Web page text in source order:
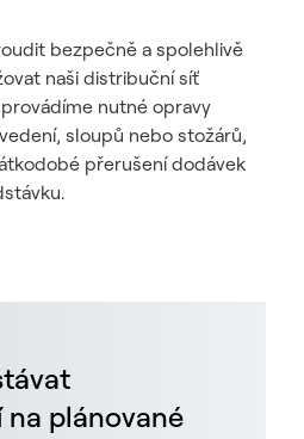
bezpečně a spolehlivě
naši distribuční síť
nutné opravy
sloupů nebo stožárů,
přerušení dodávek
plánované